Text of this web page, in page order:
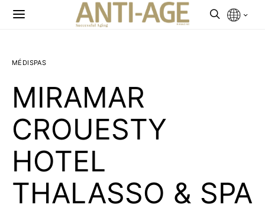
MÉDISPAS
MIRAMAR
CROUESTY
HOTEL
THALASSO & SPA